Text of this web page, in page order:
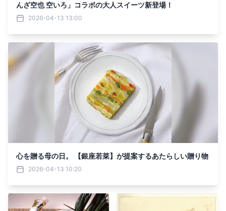
んざ空也 空いろ」コラボの大人スイーツ新登場！
2026-04-13 13:00
心を贈る母の日。 【銀座若菜】が提案するあたらしい贈り物
2026-04-13 10:20